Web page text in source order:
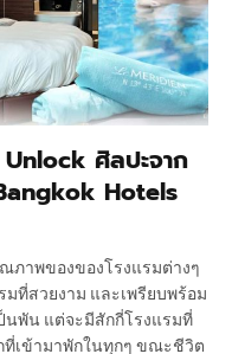
ศิลปะจาก
Hotels
ภาพของของโรงแรมต่างๆ
ที่สวยงาม และเพรียบพร้อม
นพัน แต่จะมีสักกี่โรงแรมที่
ที่เข้ามาพักในทุกๆ ขณะชีวิต